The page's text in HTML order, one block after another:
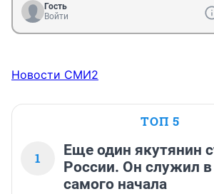
Гость
Войти
Новости СМИ2
ТОП 5
1
Еще один якутянин
России. Он служил
самого начала